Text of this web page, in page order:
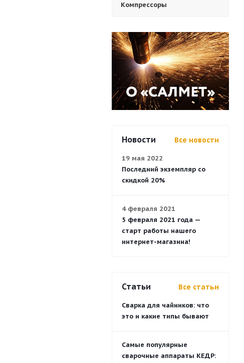
Компрессоры
Новости Все новости
19 мая 2022
Последний экземпляр со
скидкой 20%
4 февраля 2021
5 февраля 2021 года —
старт работы нашего
интернет-магазина!
Статьи Все статьи
Сварка для чайников: что
это и какие типы бывают
Самые популярные
сварочные аппараты КЕДР: